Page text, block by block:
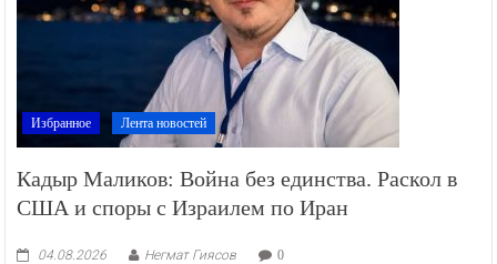
Избранное Лента новостей
Кадыр Маликов: Война без единства. Раскол в
США и споры с Израилем по Иран
04.08.2026 Негмат Гиясов 0